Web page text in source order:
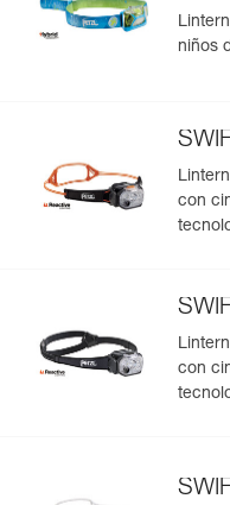
niños
con
con